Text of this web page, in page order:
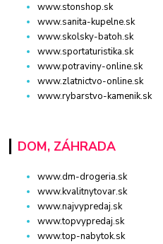
www.stonshop.sk
www.sanita-kupelne.sk
www.skolsky-batoh.sk
www.sportaturistika.sk
www.potraviny-online.sk
www.zlatnictvo-online.sk
www.rybarstvo-kamenik.sk
DOM, ZÁHRADA
www.dm-drogeria.sk
www.kvalitnytovar.sk
www.najvypredaj.sk
www.topvypredaj.sk
www.top-nabytok.sk